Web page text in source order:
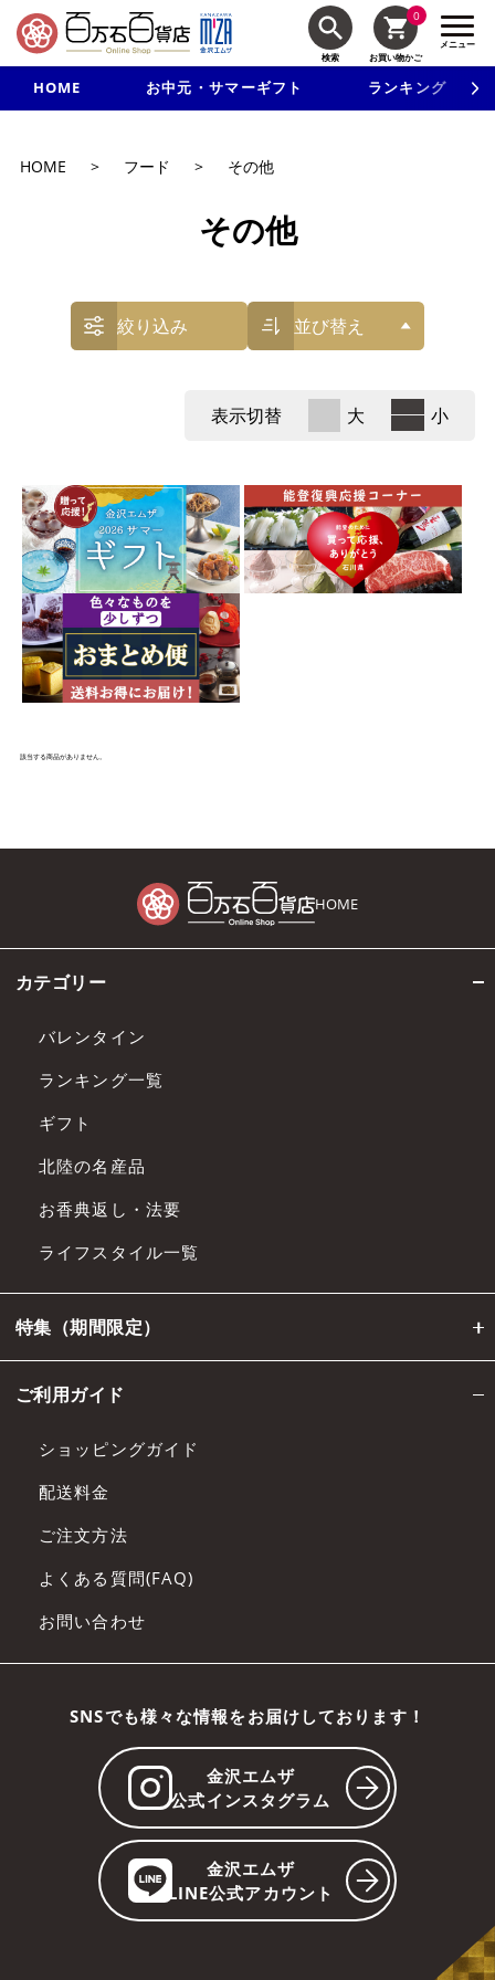
検索
0
お買い物かご
メニュー
HOME お中元・サマーギフト ランキング
新規入会で3千円以上で使える500円クーポンを進呈！
HOME > フード > その他
その他
絞り込み 並び替え
表示切替 大 小
該当する商品がありません。
HOME
カテゴリー
バレンタイン
ランキング一覧
ギフト
北陸の名産品
お香典返し・法要
ライフスタイル一覧
特集（期間限定）
ご利用ガイド
ショッピングガイド
配送料金
ご注文方法
よくある質問(FAQ)
お問い合わせ
SNSでも様々な情報をお届けしております！
金沢エムザ
公式インスタグラム
金沢エムザ
LINE公式アカウント